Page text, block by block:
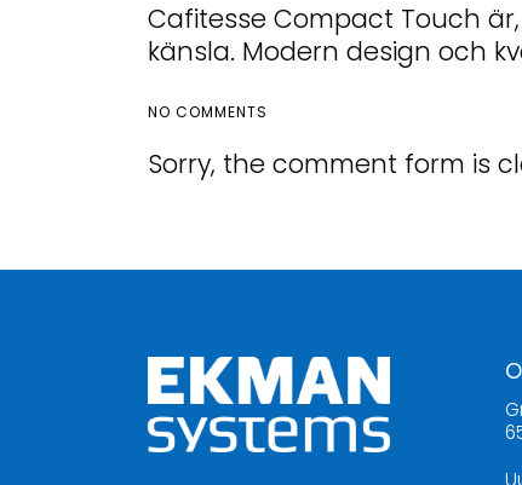
Cafitesse Compact Touch
känsla. Modern design och
NO COMMENTS
Sorry, the comment form is